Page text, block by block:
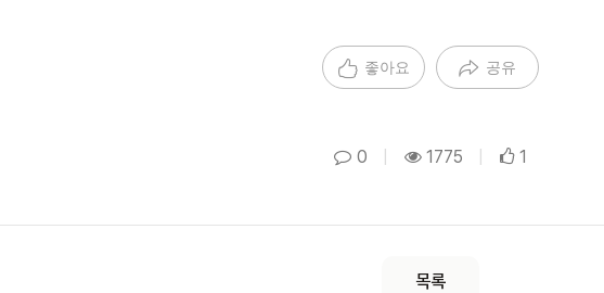
좋아요 공유
0 1775 1
목록